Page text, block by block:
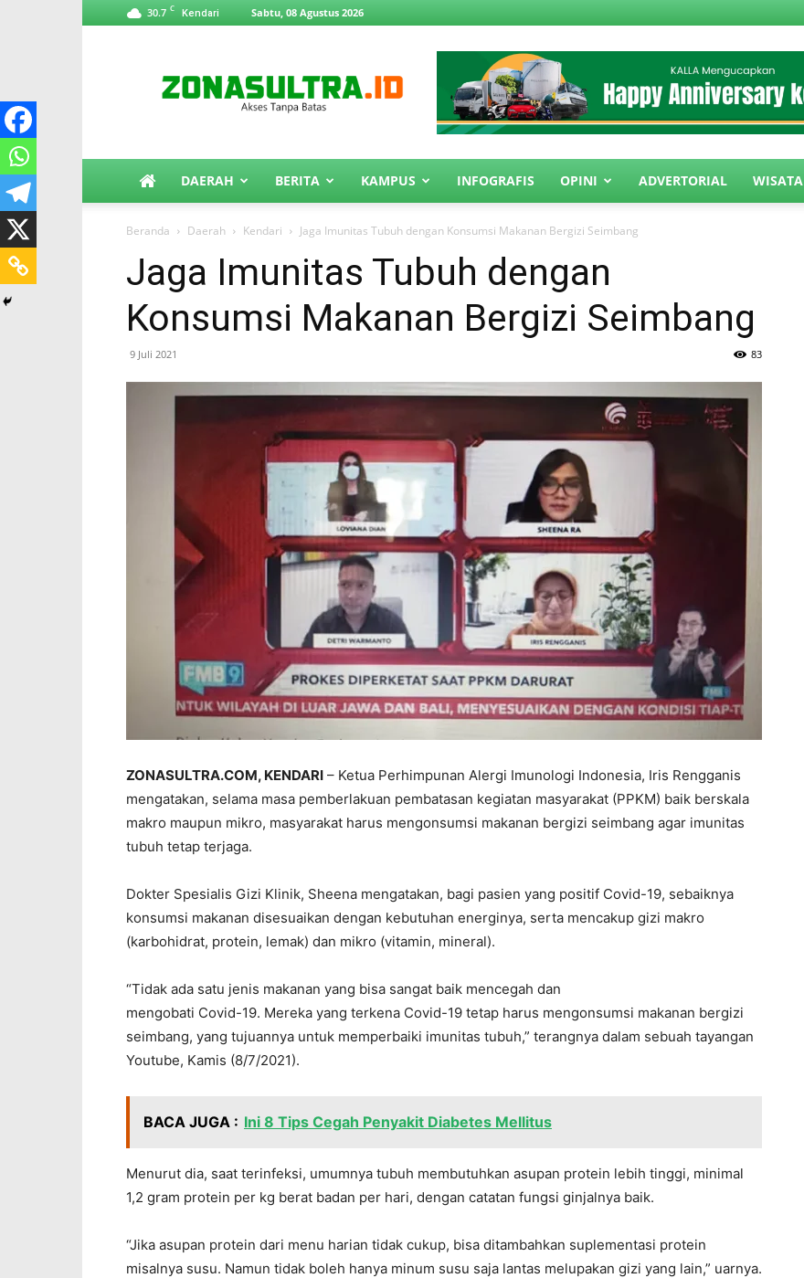
30.7 C Kendari Sabtu, 08 Agustus 2026
DAERAH BERITA KAMPUS INFOGRAFIS OPINI ADVERTORIAL WISATA
Beranda Daerah Kendari Jaga Imunitas Tubuh dengan Konsumsi Makanan Bergizi Seimbang
Jaga Imunitas Tubuh dengan
Konsumsi Makanan Bergizi Seimbang
9 Juli 2021 83
ZONASULTRA.COM, KENDARI – Ketua Perhimpunan Alergi Imunologi Indonesia, Iris Rengganis
mengatakan, selama masa pemberlakuan pembatasan kegiatan masyarakat (PPKM) baik berskala
makro maupun mikro, masyarakat harus mengonsumsi makanan bergizi seimbang agar imunitas
tubuh tetap terjaga.
Dokter Spesialis Gizi Klinik, Sheena mengatakan, bagi pasien yang positif Covid-19, sebaiknya
konsumsi makanan disesuaikan dengan kebutuhan energinya, serta mencakup gizi makro
(karbohidrat, protein, lemak) dan mikro (vitamin, mineral).
“Tidak ada satu jenis makanan yang bisa sangat baik mencegah dan
mengobati Covid-19. Mereka yang terkena Covid-19 tetap harus mengonsumsi makanan bergizi
seimbang, yang tujuannya untuk memperbaiki imunitas tubuh,” terangnya dalam sebuah tayangan
Youtube, Kamis (8/7/2021).
BACA JUGA : Ini 8 Tips Cegah Penyakit Diabetes Mellitus
Menurut dia, saat terinfeksi, umumnya tubuh membutuhkan asupan protein lebih tinggi, minimal
1,2 gram protein per kg berat badan per hari, dengan catatan fungsi ginjalnya baik.
“Jika asupan protein dari menu harian tidak cukup, bisa ditambahkan suplementasi protein
misalnya susu. Namun tidak boleh hanya minum susu saja lantas melupakan gizi yang lain,” uarnya.